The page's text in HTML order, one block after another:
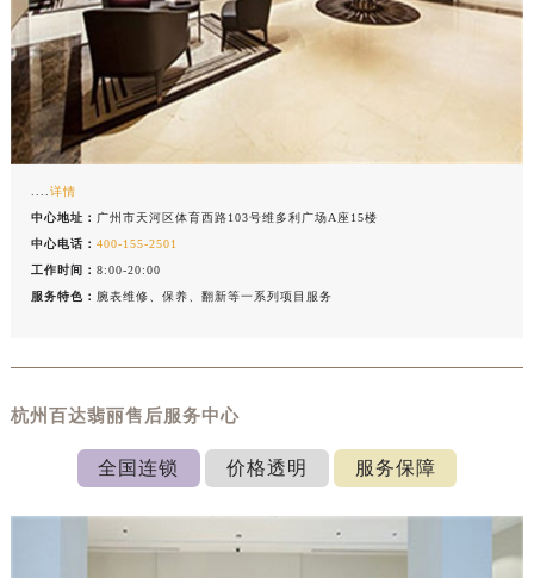
....详情
中心地址： 广州市天河区体育西路103号维多利广场A座15楼
中心电话：400-155-2501
工作时间：8:00-20:00
服务特色： 腕表维修、保养、翻新等一系列项目服务
杭州百达翡丽售后服务中心
全国连锁 价格透明 服务保障